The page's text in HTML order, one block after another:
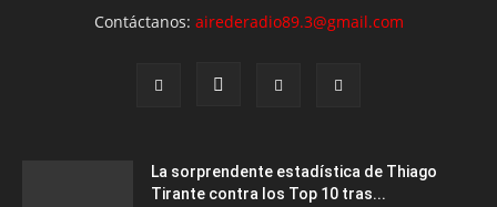
Contáctanos: airederadio89.3@gmail.com
La sorprendente estadística de Thiago
Tirante contra los Top 10 tras...